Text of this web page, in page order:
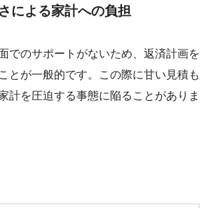
による家計への負担
でのサポートがないため、返済計画を
とが一般的です。この際に甘い見積も
計を圧迫する事態に陥ることがありま